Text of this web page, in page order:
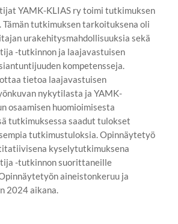
YAMK-KLIAS ry toimi tutkimuksen
tutkimuksen tarkoituksena oli
urakehitysmahdollisuuksia sekä
-tutkinnon ja laajavastuisen
kompetensseja.
tietoa laajavastuisen
nykytilasta ja YAMK-
osaamisen huomioimisesta
tutkimuksessa saadut tulokset
tutkimustuloksia. Opinnäytetyö
kyselytutkimuksena
-tutkinnon suorittaneille
aineistonkeruu ja
2024 aikana.